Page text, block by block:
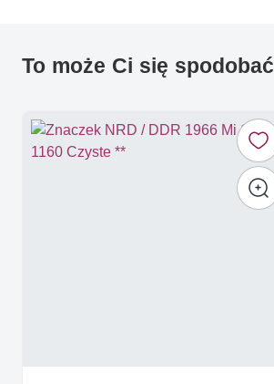
To może Ci się spodobać